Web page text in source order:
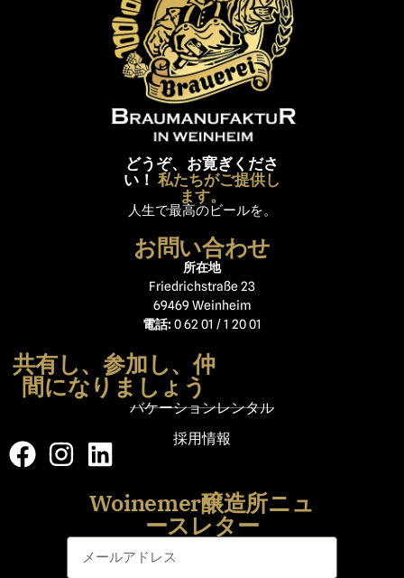
どうぞ、お寛ぎくださ
い！ 私たちがご提供し
ます。
人生で最高のビールを。
お問い合わせ
所在地
Friedrichstraße 23
69469 Weinheim
電話: 0 62 01 / 1 20 01
共有し、参加し、仲
間になりましょう
バケーションレンタル
採用情報
Woinemer醸造所ニュ
ースレター